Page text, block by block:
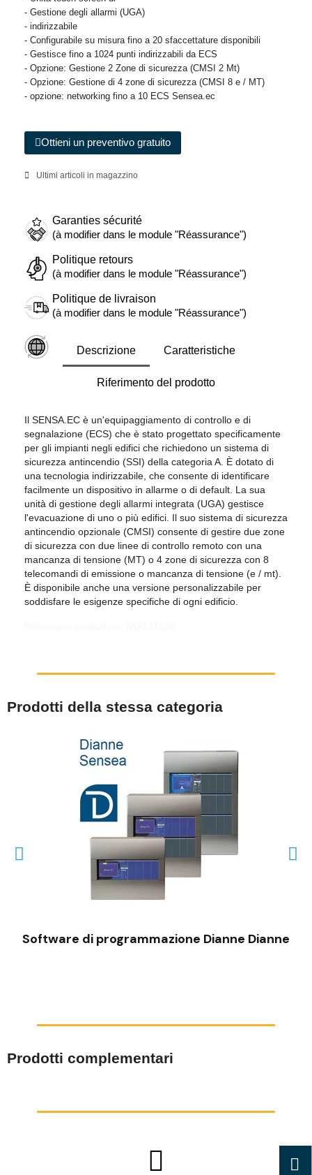
- Gestione degli allarmi (UGA)
- indirizzabile
- Configurabile su misura fino a 20 sfaccettature disponibili
- Gestisce fino a 1024 punti indirizzabili da ECS
- Opzione: Gestione 2 Zone di sicurezza (CMSI 2 Mt)
- Opzione: Gestione di 4 zone di sicurezza (CMSI 8 e / MT)
- opzione: networking fino a 10 ECS Sensea.ec
Ottieni un preventivo gratuito
Ultimi articoli in magazzino
Garanties sécurité
(à modifier dans le module "Réassurance")
Politique retours
(à modifier dans le module "Réassurance")
Politique de livraison
(à modifier dans le module "Réassurance")
Descrizione Caratteristiche
Riferimento del prodotto
Il SENSA.EC è un'equipaggiamento di controllo e di
segnalazione (ECS) che è stato progettato specificamente
per gli impianti negli edifici che richiedono un sistema di
sicurezza antincendio (SSI) della categoria A. È dotato di
una tecnologia indirizzabile, che consente di identificare
facilmente un dispositivo in allarme o di default. La sua
unità di gestione degli allarmi integrata (UGA) gestisce
l'evacuazione di uno o più edifici. Il suo sistema di sicurezza
antincendio opzionale (CMSI) consente di gestire due zone
di sicurezza con due linee di controllo remoto con una
mancanza di tensione (MT) o 4 zone di sicurezza con 8
telecomandi di emissione o mancanza di tensione (e / mt).
È disponibile anche una versione personalizzabile per
soddisfare le esigenze specifiche di ogni edificio.
Prodotti della stessa categoria
VISTA RAPIDA
Software di programmazione Dianne Dianne
Prodotti complementari